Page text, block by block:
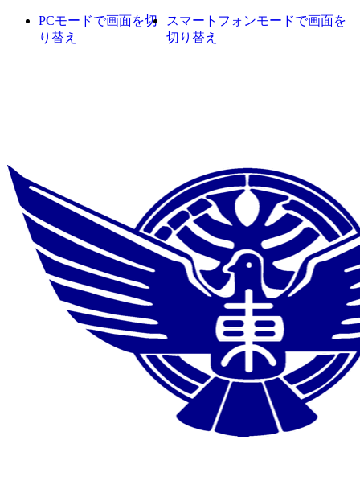
PCモードで画面を切
り替え
スマートフォンモードで画面を
切り替え